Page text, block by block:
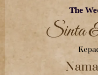
The
Sinta